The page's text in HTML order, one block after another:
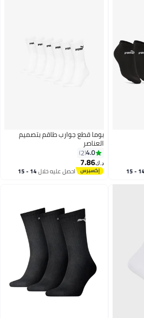
14 - 15
3
بوما قطع جوارب طاقم بتصميم
العناصر
4.0
2
د.ك‏7.86
احصل عليه خلال 14 - 15